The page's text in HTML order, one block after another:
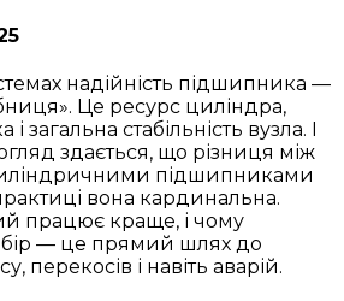
надійність підшипника —
Це ресурс циліндра,
загальна стабільність вузла. І
здається, що різниця між
підшипниками
вона кардинальна.
працює краще, і чому
— це прямий шлях до
перекосів і навіть аварій.